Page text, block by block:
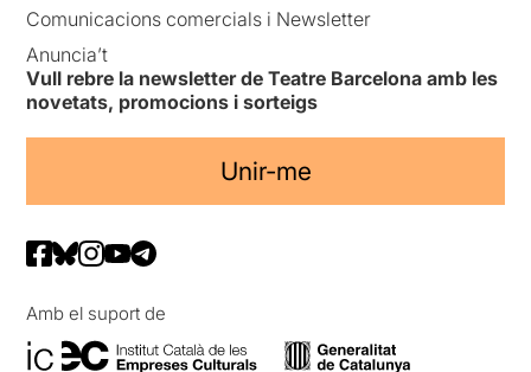
Comunicacions comercials i Newsletter
Anuncia’t
Vull rebre la newsletter de Teatre Barcelona amb les
novetats, promocions i sorteigs
Unir-me
Amb el suport de